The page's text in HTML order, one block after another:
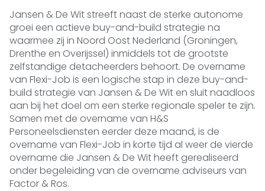
Jansen & De Wit streeft naast de sterke autonome
groei een actieve buy-and-build strategie na
waarmee zij in Noord Oost Nederland (Groningen,
Drenthe en Overijssel) inmiddels tot de grootste
zelfstandige detacheerders behoort. De overname
van Flexi-Job is een logische stap in deze buy-and-
build strategie van Jansen & De Wit en sluit naadloos
aan bij het doel om een sterke regionale speler te zijn.
Samen met de overname van H&S
Personeelsdiensten eerder deze maand, is de
overname van Flexi-Job in korte tijd al weer de vierde
overname die Jansen & De Wit heeft gerealiseerd
onder begeleiding van de overname adviseurs van
Factor & Ros.